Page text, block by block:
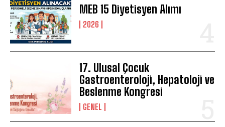
MEB 15 Diyetisyen Alımı
2026
17. Ulusal Çocuk
Gastroenteroloji, Hepatoloji ve
Beslenme Kongresi
GENEL